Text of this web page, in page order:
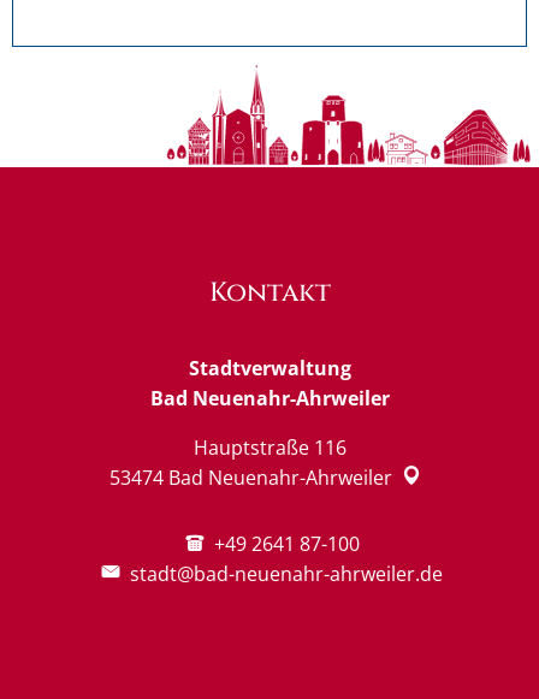
Kontakt
Stadtverwaltung
Bad Neuenahr-Ahrweiler
Hauptstraße 116
53474 Bad Neuenahr-Ahrweiler
+49 2641 87-100
stadt@bad-neuenahr-ahrweiler.de